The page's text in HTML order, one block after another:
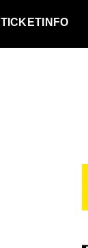
TICKETINFO